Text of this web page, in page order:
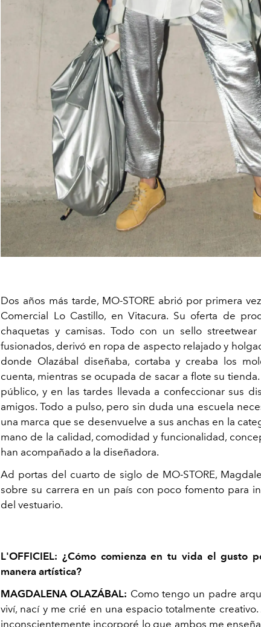
Dos años más tarde, MO-STORE abrió por primera
Comercial Lo Castillo, en Vitacura. Su oferta de
chaquetas y camisas. Todo con un sello
fusionados, derivó en ropa de aspecto relajado y
donde Olazábal diseñaba, cortaba y creaba los
cuenta, mientras se ocupada de sacar a flote su tienda.
público, y en las tardes llevada a confeccionar sus
amigos. Todo a pulso, pero sin duda una escuela
una marca que se desenvuelve a sus anchas en la
mano de la calidad, comodidad y funcionalidad,
han acompañado a la diseñadora.
Ad portas del cuarto de siglo de MO-STORE,
sobre su carrera en un país con poco fomento para
del vestuario.
L'OFFICIEL: ¿Cómo comienza en tu vida el gusto
manera artística?
MAGDALENA OLAZÁBAL: Como tengo un padre
viví, nací y me crié en una espacio totalmente
inconscientemente incorporé lo que ambos me